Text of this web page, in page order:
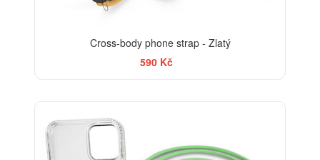
Cross-body phone strap - Zlatý
590 Kč